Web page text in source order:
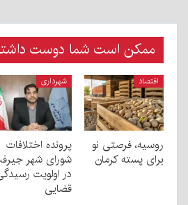
ممکن است شما دوست
اقتصاد
روسیه، فرصتی نو
برای پسته کرمان
شهرداری
پرونده اختلافات
شورای شهر
در اولویت
قضایی